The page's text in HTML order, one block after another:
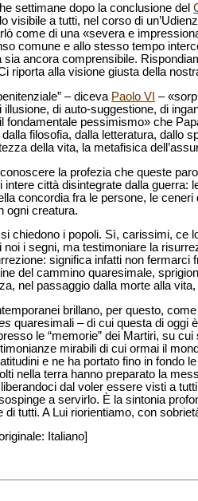
settimane dopo la conclusione del
visibile a tutti, nel corso di
come di una «severa e
comune e allo stesso tempo
sia ancora comprensibile.
riporta alla visione giusta della
– diceva Paolo VI –
di auto-suggestione, di
fondamentale pessimismo» che
filosofia, dalla letteratura, dallo
della vita, la metafisica
la profezia che queste
intere città disintegrate dalla guerra:
concordia fra le persone, le
ogni creatura.
si chiedono i popoli. Sì, carissimi,
noi i segni, ma testimoniare la
significa infatti non
del cammino quaresimale,
nel passaggio dalla morte alla
brillano, per questo,
quaresimali – di cui questa di oggi
le “memorie” dei Martiri, su
mirabili di cui ormai il
e ne ha portato fino in fondo
nella terra hanno preparato la
dal voler essere visti a
a servirlo. È la sintonia
di tutti. A Lui riorientiamo, con
Italiano]